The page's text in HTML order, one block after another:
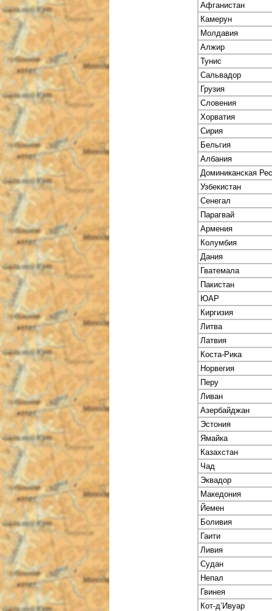
Афганистан
Камерун
Молдавия
Алжир
Тунис
Сальвадор
Грузия
Словения
Хорватия
Сирия
Бельгия
Албания
Доминиканская
Узбекистан
Сенегал
Парагвай
Армения
Колумбия
Дания
Гватемала
Пакистан
ЮАР
Киргизия
Литва
Латвия
Коста-Рика
Норвегия
Перу
Ливан
Азербайджан
Эстония
Ямайка
Казахстан
Чад
Эквадор
Македония
Йемен
Боливия
Гаити
Ливия
Судан
Непал
Гвинея
Кот-д’Ивуар